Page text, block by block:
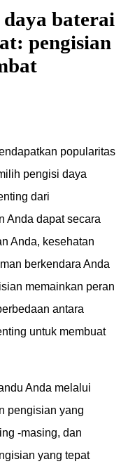
baterai
pengisian
popularitas
pengisi daya
dari
Anda dapat secara
Anda, kesehatan
berkendara Anda
memainkan peran
antara
untuk membuat
Anda melalui
pengisian yang
-masing, dan
yang tepat